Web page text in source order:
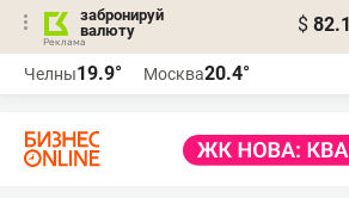
забронируй
валюту
$
Челны19.9° Москва20.4°